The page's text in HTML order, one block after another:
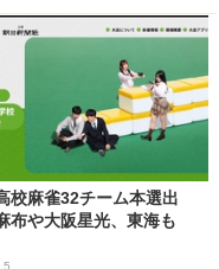
校麻雀32チーム本選出
布や大阪星光、東海も